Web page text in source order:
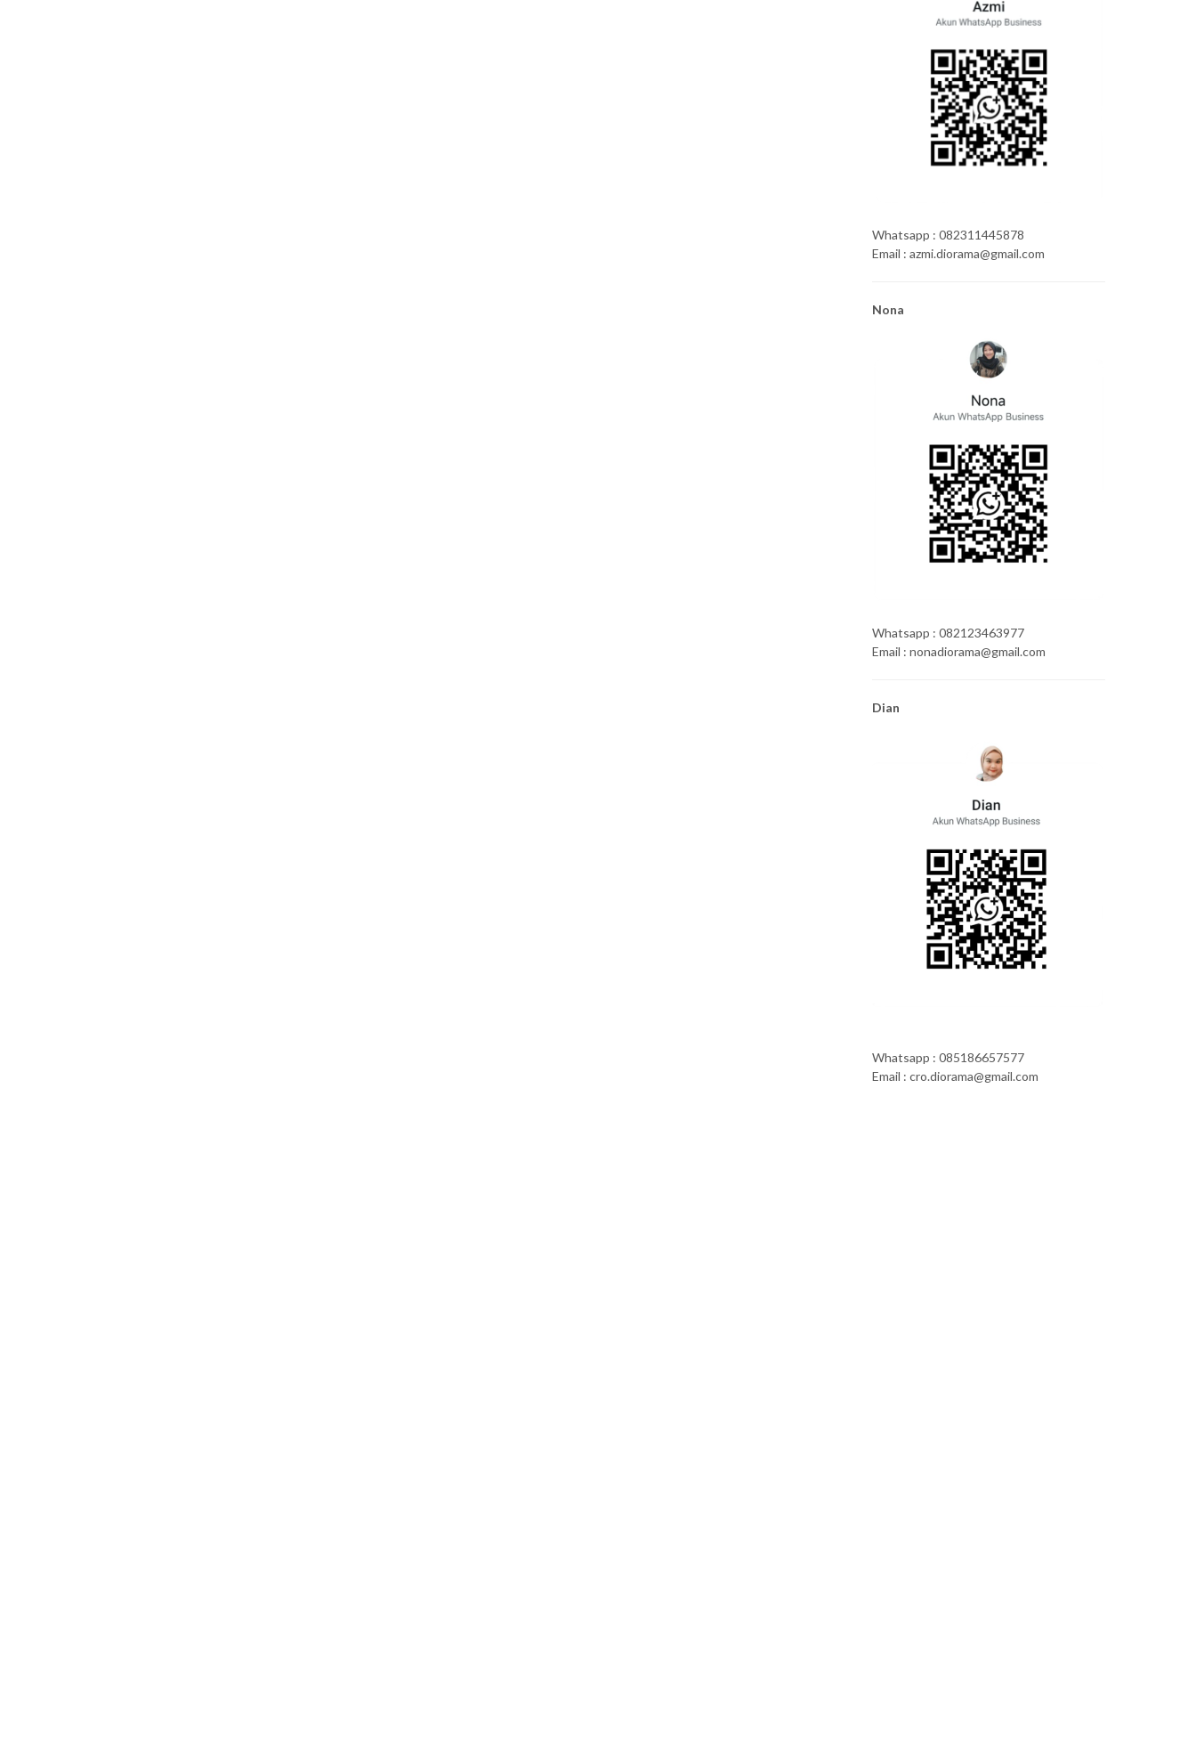
Whatsapp : 082311445878
Email : azmi.diorama@gmail.com
Nona
Whatsapp : 082123463977
Email : nonadiorama@gmail.com
Dian
Whatsapp : 085186657577
Email : cro.diorama@gmail.com